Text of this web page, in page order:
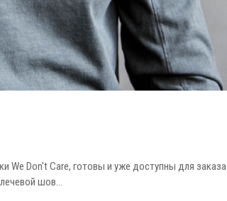
Don't Care, готовы и уже доступны для
шов…